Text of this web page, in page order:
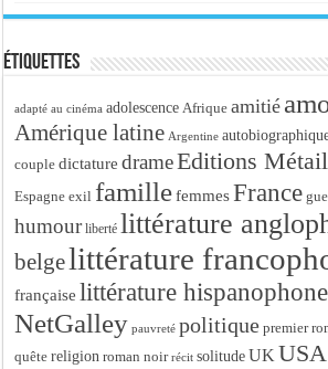
Étiquettes
adapté au cinéma adolescence Afrique amitié
Amérique latine Argentine
couple dictature drameEditions
Espagne exil famille femmes France
humour liberté littérature
belgelittérature
française littérature hispanophone
NetGalley pauvreté politique premier
quête religion roman noir récit solitude UK USA